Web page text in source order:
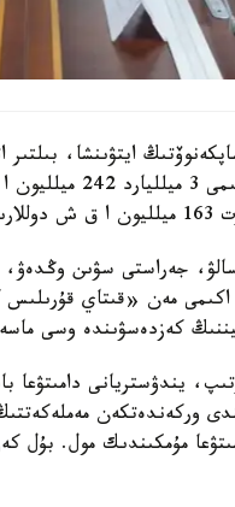
ايتۋىنشا،
جەراستى سۋىن وڭدەۋ،
اكىمى مەن «قىتاي
كەزدەسۋىندە وسى
يندۋستريانى
وركەندەتكەن
مۇمكىندىك مول. بۇل